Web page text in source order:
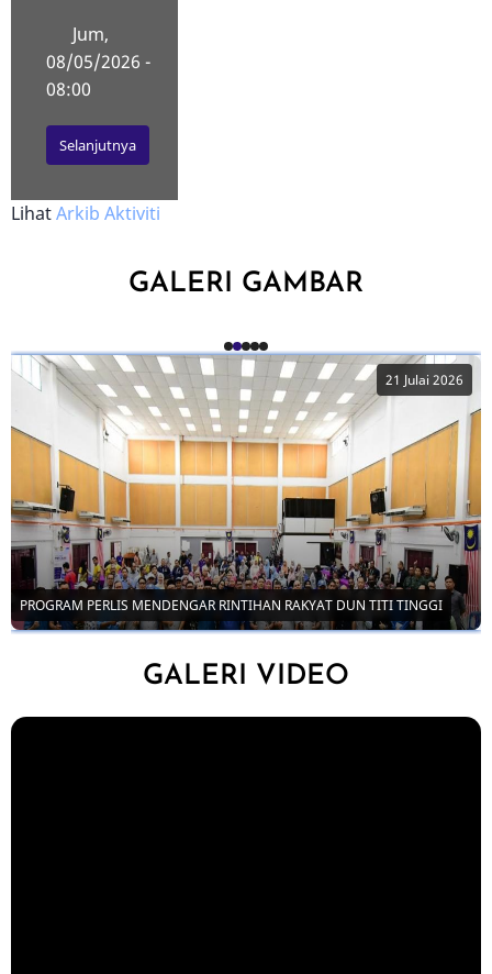
Jum,
08/05/2026 -
08:00
Selanjutnya
LihatArkib Aktiviti
GALERI GAMBAR
21 Julai 2026
PROGRAM PERLIS MENDENGAR RINTIHAN RAKYAT DUN TITI TINGGI
GALERI VIDEO